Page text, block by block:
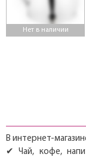
Нет в наличии
В интернет-
✔ Чай, кофе,